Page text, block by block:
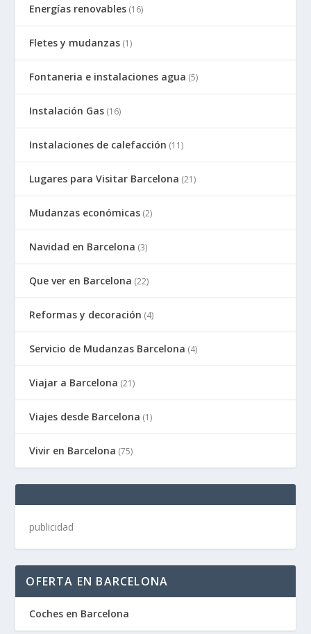
Energías renovables (16)
Fletes y mudanzas (1)
Fontaneria e instalaciones agua (5)
Instalación Gas (16)
Instalaciones de calefacción (11)
Lugares para Visitar Barcelona (21)
Mudanzas económicas (2)
Navidad en Barcelona (3)
Que ver en Barcelona (22)
Reformas y decoración (4)
Servicio de Mudanzas Barcelona (4)
Viajar a Barcelona (21)
Viajes desde Barcelona (1)
Vivir en Barcelona (75)
publicidad
OFERTA EN BARCELONA
Coches en Barcelona